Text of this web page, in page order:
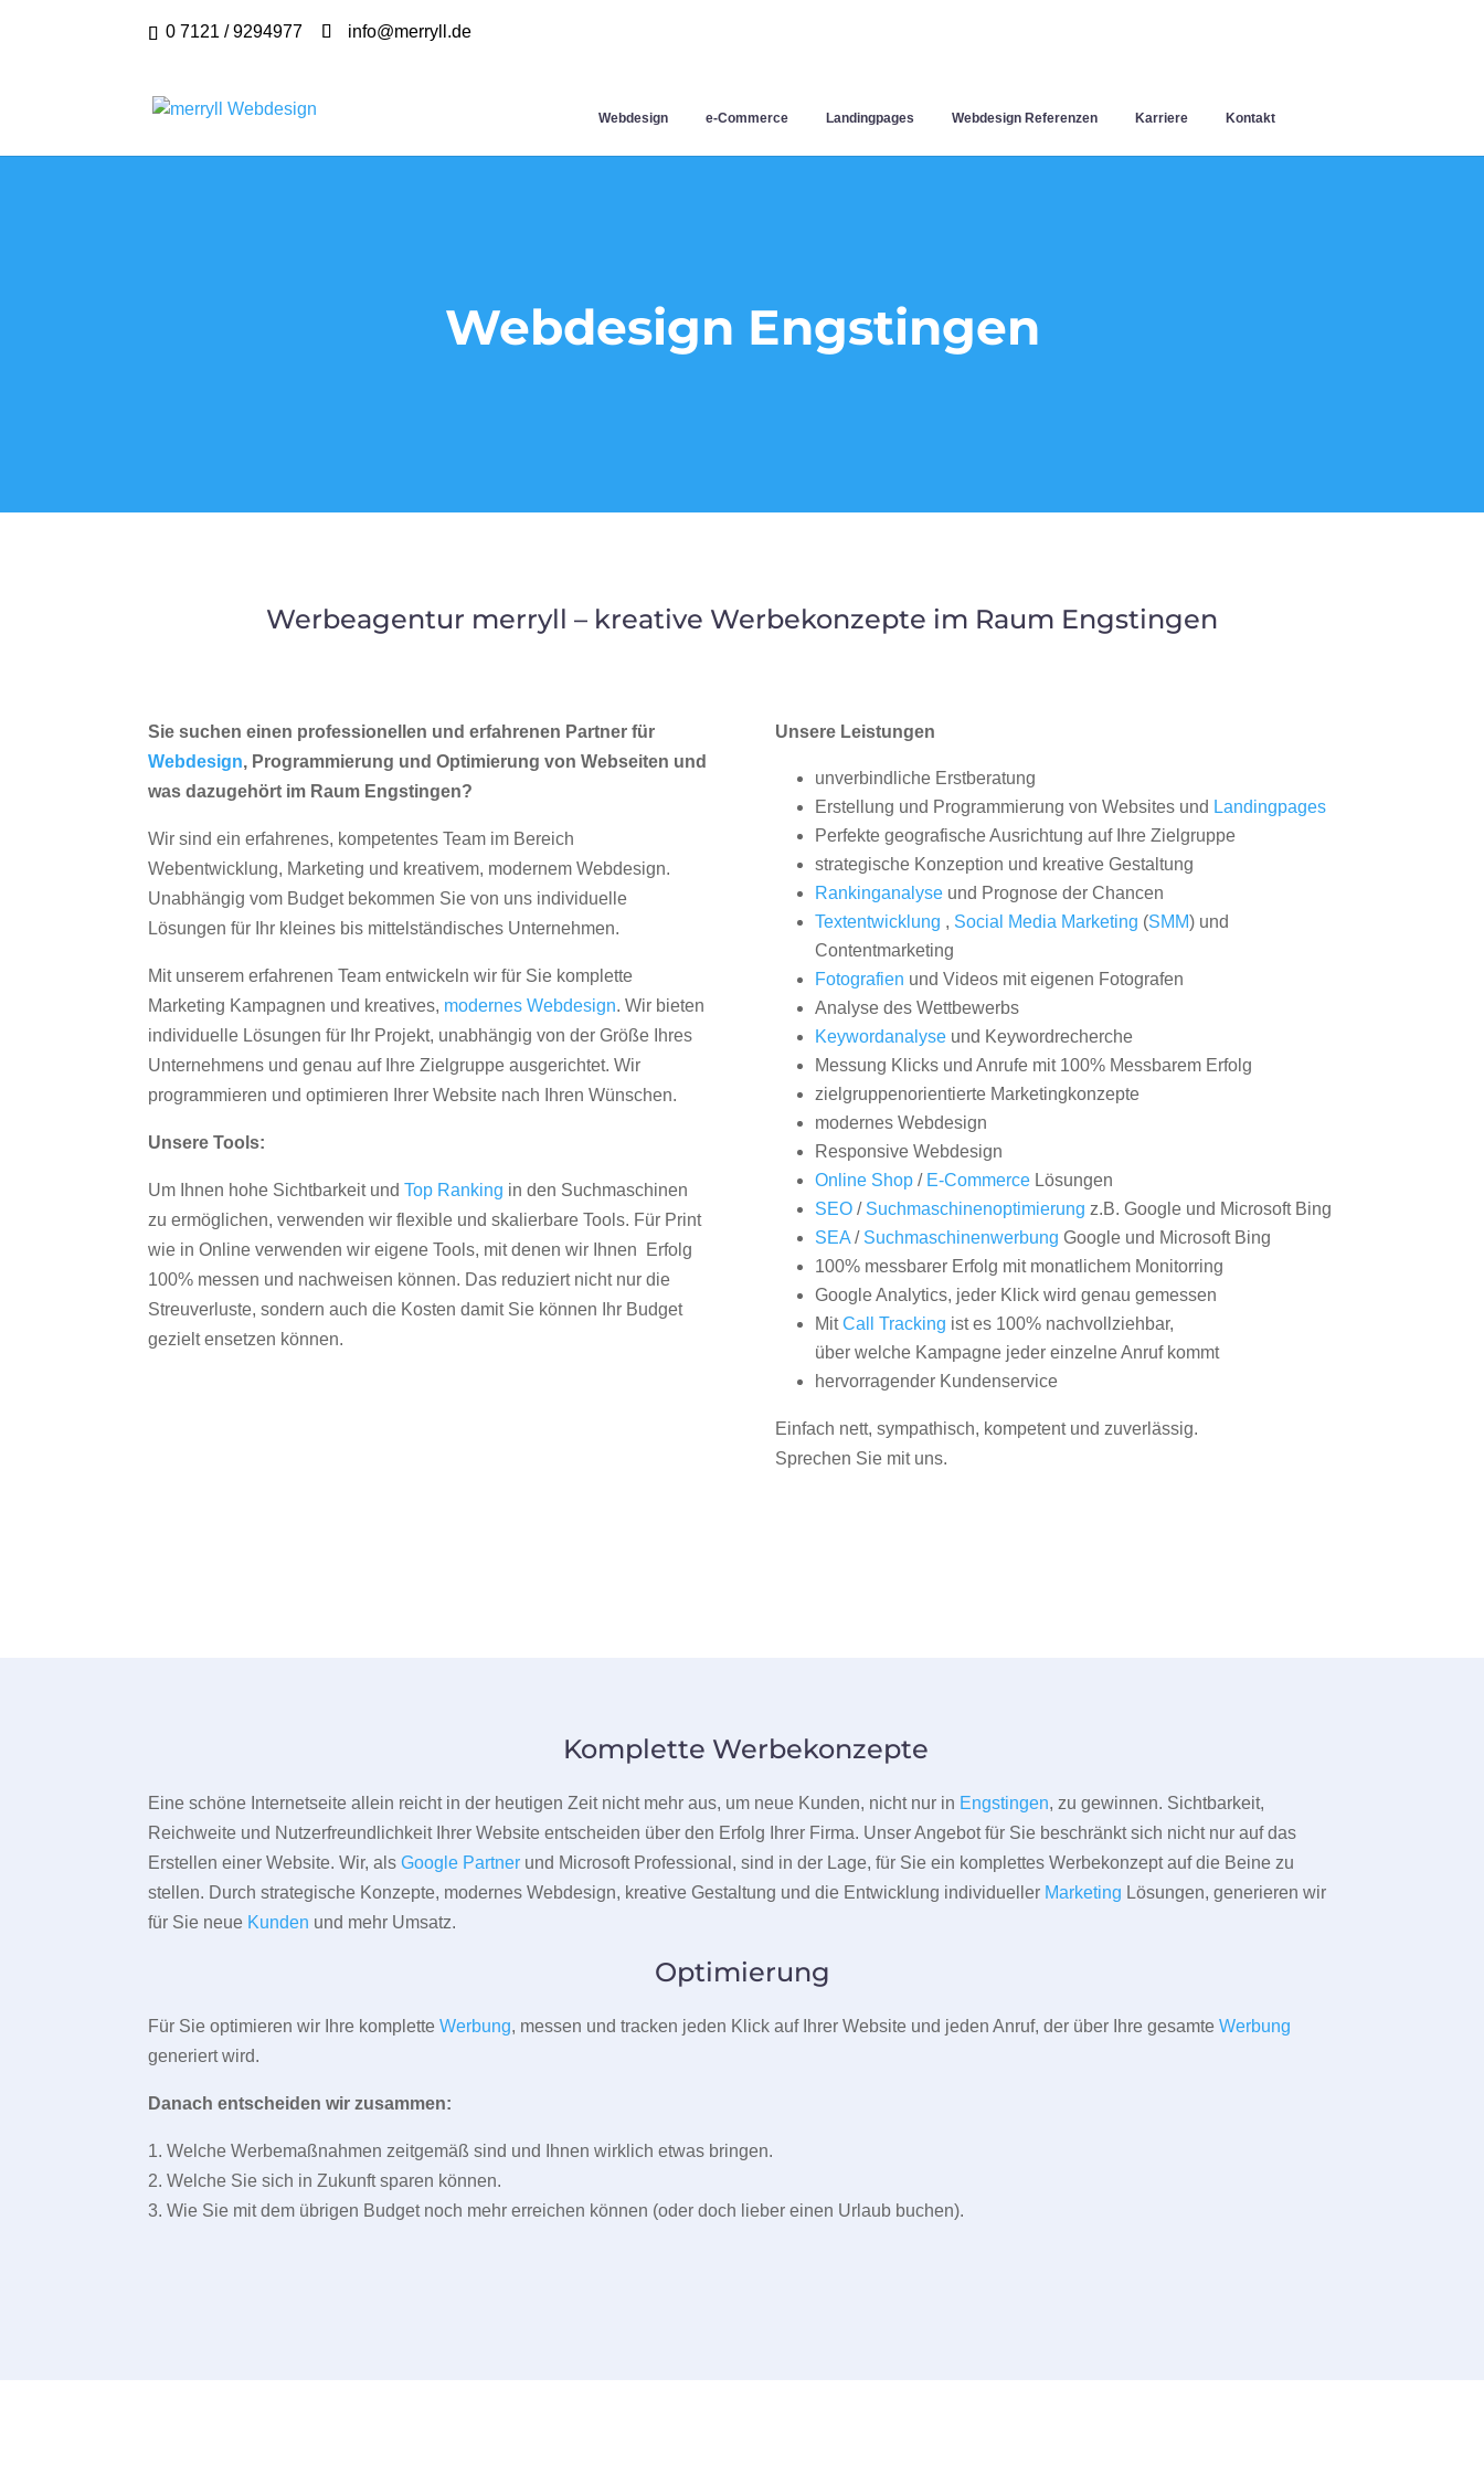
0 7121 / 9294977 info@merryll.de
Webdesign e-Commerce Landingpages Webdesign Referenzen Karriere Kontakt
Webdesign Engstingen
Werbeagentur merryll – kreative Werbekonzepte im Raum Engstingen
Sie suchen einen professionellen und erfahrenen Partner für
Webdesign, Programmierung und Optimierung von Webseiten und
was dazugehört im Raum Engstingen?
Wir sind ein erfahrenes, kompetentes Team im Bereich
Webentwicklung, Marketing und kreativem, modernem Webdesign.
Unabhängig vom Budget bekommen Sie von uns individuelle
Lösungen für Ihr kleines bis mittelständisches Unternehmen.
Mit unserem erfahrenen Team entwickeln wir für Sie komplette
Marketing Kampagnen und kreatives, modernes Webdesign. Wir bieten
individuelle Lösungen für Ihr Projekt, unabhängig von der Größe Ihres
Unternehmens und genau auf Ihre Zielgruppe ausgerichtet. Wir
programmieren und optimieren Ihrer Website nach Ihren Wünschen.
Unsere Tools:
Um Ihnen hohe Sichtbarkeit undTop Ranking in den Suchmaschinen
zu ermöglichen, verwenden wir flexible und skalierbare Tools. Für Print
wie in Online verwenden wir eigene Tools, mit denen wir Ihnen Erfolg
100% messen und nachweisen können. Das reduziert nicht nur die
Streuverluste, sondern auch die Kosten damit Sie können Ihr Budget
gezielt ensetzen können.
Unsere Leistungen
unverbindliche Erstberatung
Erstellung und Programmierung von Websites und Landingpages
Perfekte geografische Ausrichtung auf Ihre Zielgruppe
strategische Konzeption und kreative Gestaltung
Rankinganalyseund Prognose der Chancen
Textentwicklung , Social Media Marketing (SMM) und
Contentmarketing
Fotografien und Videos mit eigenen Fotografen
Analyse des Wettbewerbs
Keywordanalyseund Keywordrecherche
Messung Klicks und Anrufe mit 100% Messbarem Erfolg
zielgruppenorientierte Marketingkonzepte
modernes Webdesign
Responsive Webdesign
Online Shop/ E-CommerceLösungen
SEO/ Suchmaschinenoptimierung z.B. Google und Microsoft Bing
SEA/ Suchmaschinenwerbung Google und Microsoft Bing
100% messbarer Erfolg mit monatlichem Monitorring
Google Analytics, jeder Klick wird genau gemessen
MitCall Tracking ist es 100% nachvollziehbar,
über welche Kampagne jeder einzelne Anruf kommt
hervorragender Kundenservice
Einfach nett, sympathisch, kompetent und zuverlässig.
Sprechen Sie mit uns.
Komplette Werbekonzepte
Eine schöne Internetseite allein reicht in der heutigen Zeit nicht mehr aus, um neue Kunden, nicht nur in Engstingen, zu gewinnen. Sichtbarkeit,
Reichweite und Nutzerfreundlichkeit Ihrer Website entscheiden über den Erfolg Ihrer Firma. Unser Angebot für Sie beschränkt sich nicht nur auf das
Erstellen einer Website. Wir, alsGoogle Partner und Microsoft Professional, sind in der Lage, für Sie ein komplettes Werbekonzept auf die Beine zu
stellen. Durch strategische Konzepte, modernes Webdesign, kreative Gestaltung und die Entwicklung individueller Marketing Lösungen, generieren wir
für Sie neue Kunden und mehr Umsatz.
Optimierung
Für Sie optimieren wir Ihre kompletteWerbung, messen und tracken jeden Klick auf Ihrer Website und jeden Anruf, der über Ihre gesamteWerbung
generiert wird.
Danach entscheiden wir zusammen:
1. Welche Werbemaßnahmen zeitgemäß sind und Ihnen wirklich etwas bringen.
2. Welche Sie sich in Zukunft sparen können.
3. Wie Sie mit dem übrigen Budget noch mehr erreichen können (oder doch lieber einen Urlaub buchen).